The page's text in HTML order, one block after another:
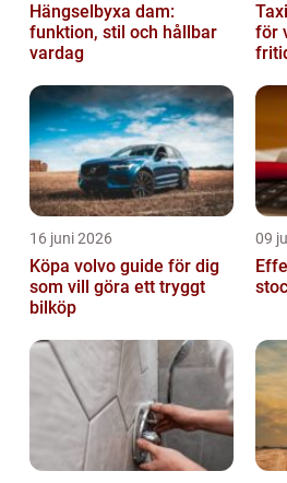
Hängselbyxa dam:
funktion, stil och hållbar
vardag
Taxi
för
16 juni 2026
Köpa volvo guide för dig
som vill göra ett tryggt
bilköp
09